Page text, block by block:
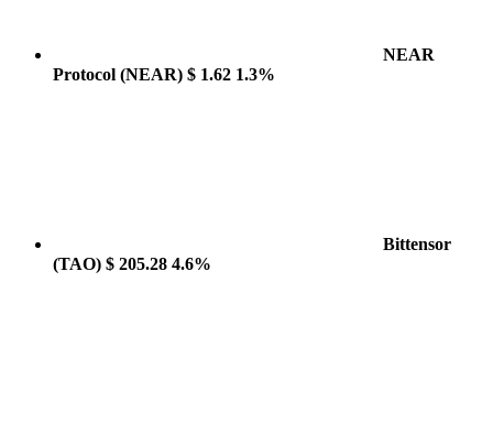
NEAR
Protocol (NEAR) $ 1.62 1.3%
Bittensor
(TAO) $ 205.28 4.6%